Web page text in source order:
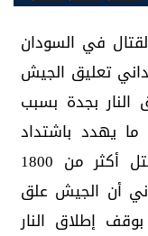
في السودان
تعليق الجيش
بجدة بسبب
ما يهدد باشتداد
الصراع الذي تسبب حتى الآن بمقتل أكثر من 1800
أن الجيش علق
إطلاق النار